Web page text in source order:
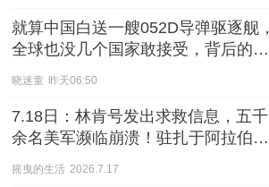
就算中国白送一艘052D导弹驱逐舰，
全球也没几个国家敢接受，背后的现
实太刺痛，这样的军舰
晓迷童 昨天06:50
7.18日：林肯号发出求救信息，五千
余名美军濒临崩溃！驻扎于阿拉伯海
的林肯号航母
摇曳的生活 2026.7.17